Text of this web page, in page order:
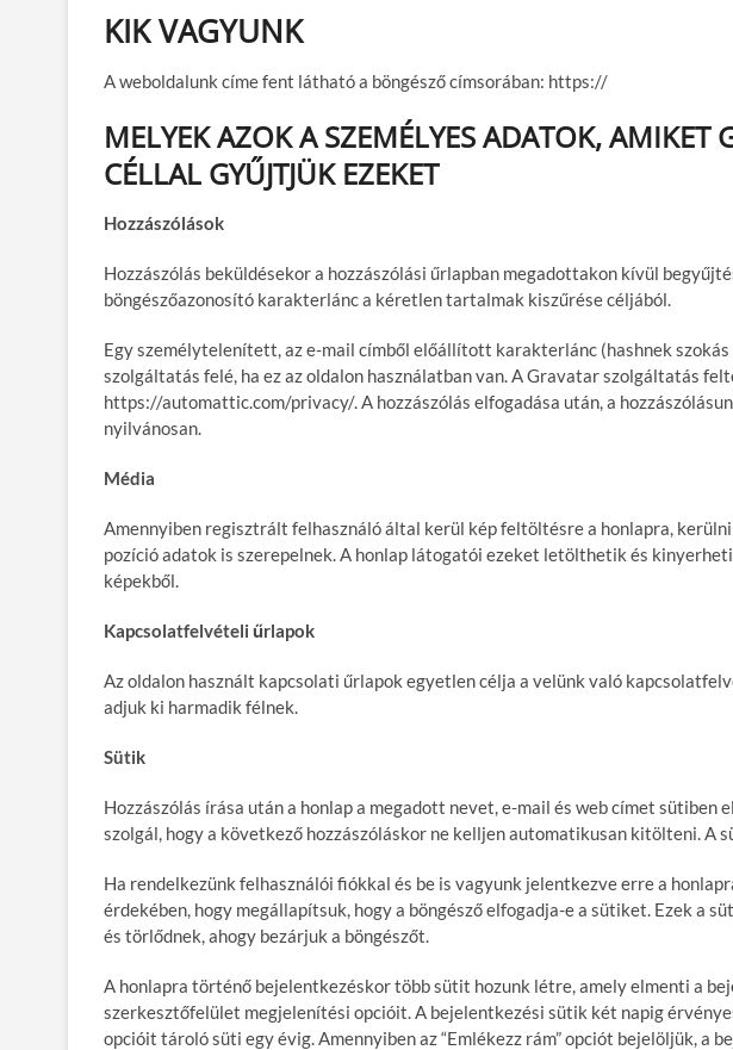
KIK VAGYUNK
A weboldalunk címe fent látható a böngésző címsorában: https://
MELYEK AZOK A SZEMÉLYES ADATOK, AMIKET
CÉLLAL GYŰJTJÜK EZEKET
Hozzászólások
Hozzászólás beküldésekor a hozzászólási űrlapban megadottakon kívül
böngészőazonosító karakterlánc a kéretlen tartalmak kiszűrése céljából.
Egy személytelenített, az e-mail címből előállított karakterlánc (hashnek
szolgáltatás felé, ha ez az oldalon használatban van. A Gravatar szolgáltatás
https://automattic.com/privacy/. A hozzászólás elfogadása után, a
nyilvánosan.
Média
Amennyiben regisztrált felhasználó által kerül kép feltöltésre a honlapra,
pozíció adatok is szerepelnek. A honlap látogatói ezeket letölthetik és
képekből.
Kapcsolatfelvételi űrlapok
Az oldalon használt kapcsolati űrlapok egyetlen célja a velünk való
adjuk ki harmadik félnek.
Sütik
Hozzászólás írása után a honlap a megadott nevet, e-mail és web címet
szolgál, hogy a következő hozzászóláskor ne kelljen automatikusan kitölteni. A
Ha rendelkezünk felhasználói fiókkal és be is vagyunk jelentkezve erre a
érdekében, hogy megállapítsuk, hogy a böngésző elfogadja-e a sütiket. Ezek a
és törlődnek, ahogy bezárjuk a böngészőt.
A honlapra történő bejelentkezéskor több sütit hozunk létre, amely elmenti a
szerkesztőfelület megjelenítési opcióit. A bejelentkezési sütik két napig
opcióit tároló süti egy évig. Amennyiben az “Emlékezz rám” opciót bejelöljük, a